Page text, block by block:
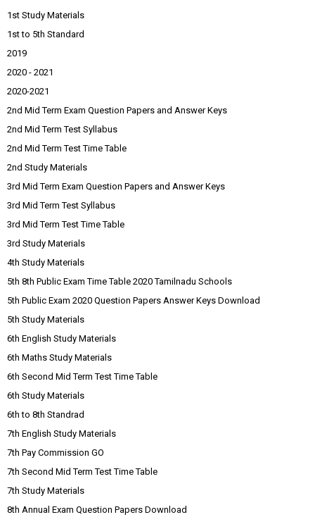
1st Study Materials
1st to 5th Standard
2019
2020 - 2021
2020-2021
2nd Mid Term Exam Question Papers and Answer Keys
2nd Mid Term Test Syllabus
2nd Mid Term Test Time Table
2nd Study Materials
3rd Mid Term Exam Question Papers and Answer Keys
3rd Mid Term Test Syllabus
3rd Mid Term Test Time Table
3rd Study Materials
4th Study Materials
5th 8th Public Exam Time Table 2020 Tamilnadu Schools
5th Public Exam 2020 Question Papers Answer Keys Download
5th Study Materials
6th English Study Materials
6th Maths Study Materials
6th Second Mid Term Test Time Table
6th Study Materials
6th to 8th Standrad
7th English Study Materials
7th Pay Commission GO
7th Second Mid Term Test Time Table
7th Study Materials
8th Annual Exam Question Papers Download